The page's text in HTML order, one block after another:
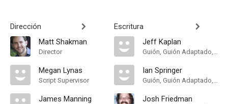
Dirección
Matt Shakman
Director
Megan Lynas
Script Supervisor
James Manning
Escritura
Jeff Kaplan
Guión, Guión Adaptado, Historia
Ian Springer
Guión, Guión Adaptado, Historia
Josh Friedman